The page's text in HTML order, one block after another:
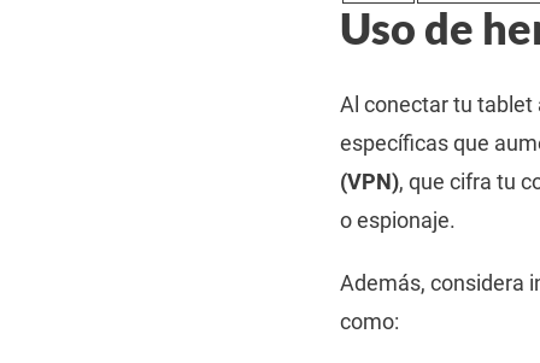
Uso de
Al conectar tu tablet
específicas que
(VPN), que cifra tu
o espionaje.
Además, considera
como: